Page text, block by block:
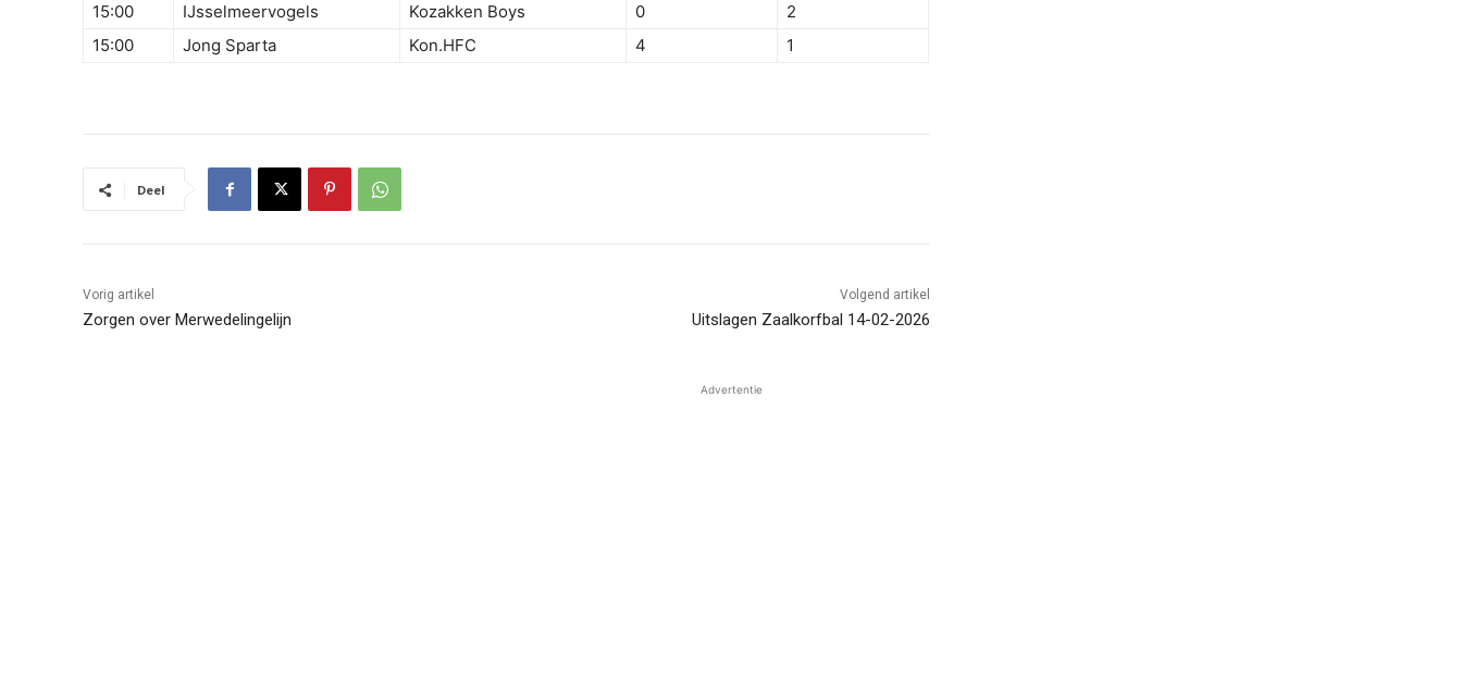
15:00
IJsselmeervogels Kozakken Boys 0
2
15:00
Jong Sparta Kon.HFC 4 1
Deel
Vorig artikel
Zorgen over Merwedelingelijn
Volgend artikel
Uitslagen Zaalkorfbal 14-02-2026
Advertentie